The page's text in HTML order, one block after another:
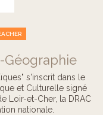
Géographie
s'inscrit dans le
et Culturelle signé
Loir-et-Cher, la DRAC
nationale.